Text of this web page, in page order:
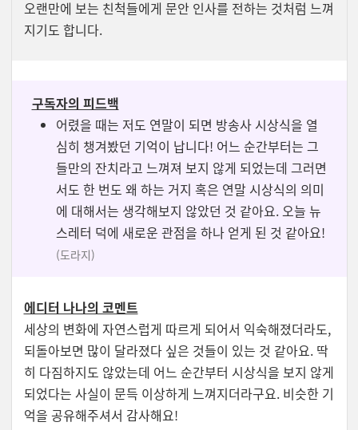
오랜만에 보는 친척들에게 문안 인사를 전하는 것처럼 느껴
지기도 합니다.
구독자의 피드백
어렸을 때는 저도 연말이 되면 방송사 시상식을 열
심히 챙겨봤던 기억이 납니다! 어느 순간부터는 그
들만의 잔치라고 느껴져 보지 않게 되었는데 그러면
서도 한 번도 왜 하는 거지 혹은 연말 시상식의 의미
에 대해서는 생각해보지 않았던 것 같아요. 오늘 뉴
스레터 덕에 새로운 관점을 하나 얻게 된 것 같아요!
(도라지)
에디터 나나의 코멘트
세상의 변화에 자연스럽게 따르게 되어서 익숙해졌더라도,
되돌아보면 많이 달라졌다 싶은 것들이 있는 것 같아요. 딱
히 다짐하지도 않았는데 어느 순간부터 시상식을 보지 않게
되었다는 사실이 문득 이상하게 느껴지더라구요. 비슷한 기
억을 공유해주셔서 감사해요!